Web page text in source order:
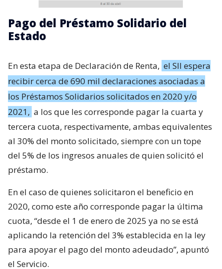
Pago del Préstamo Solidario del
Estado
En esta etapa de Declaración de Renta, el SII espera
recibir cerca de 690 mil declaraciones asociadas a
los Préstamos Solidarios solicitados en 2020 y/o
2021, a los que les corresponde pagar la cuarta y
tercera cuota, respectivamente, ambas equivalentes
al 30% del monto solicitado, siempre con un tope
del 5% de los ingresos anuales de quien solicitó el
préstamo.
En el caso de quienes solicitaron el beneficio en
2020, como este año corresponde pagar la última
cuota, “desde el 1 de enero de 2025 ya no se está
aplicando la retención del 3% establecida en la ley
para apoyar el pago del monto adeudado”, apuntó
el Servicio.